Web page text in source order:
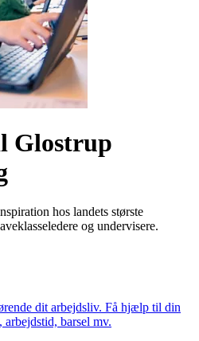
Glostrup
hos landets største
og undervisere.
dit arbejdsliv. Få hjælp til din
barsel mv.